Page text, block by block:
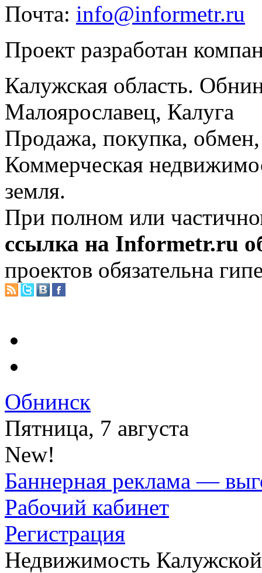
Почта: info@informetr.ru
Проект разработан
Калужская область.
Малоярославец, Калуга
Продажа, покупка, обмен,
Коммерческая
земля.
При полном или
ссылка на Informetr.ru
проектов обязательна
Обнинск
Пятница, 7 августа
New!
Баннерная реклама —
Рабочий кабинет
Регистрация
Недвижимость